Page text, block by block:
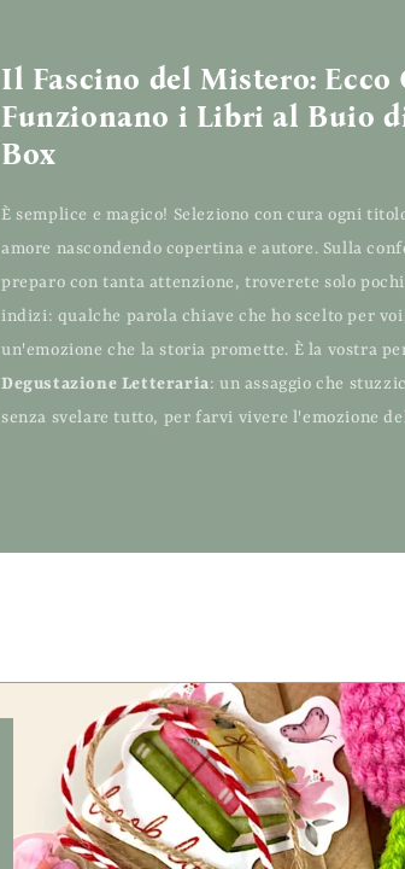
Il Fascino del Mistero: Ecco
Funzionano i Libri al Buio
Box
È semplice e magico! Seleziono con cura ogni
amore nascondendo copertina e autore. Sulla
preparo con tanta attenzione, troverete solo
indizi: qualche parola chiave che ho scelto per
un'emozione che la storia promette. È la vostra
Degustazione Letteraria: un assaggio che
senza svelare tutto, per farvi vivere l'emozione